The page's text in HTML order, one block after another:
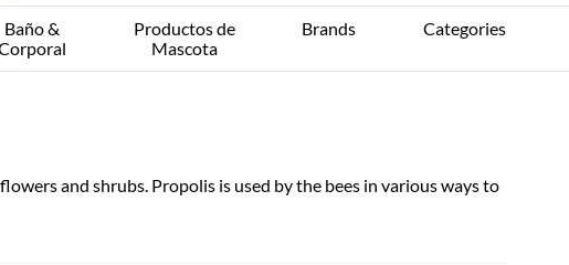
Baño &
Productos de
Mascota
Brands Categories
and shrubs. Propolis is used by the bees in various ways to